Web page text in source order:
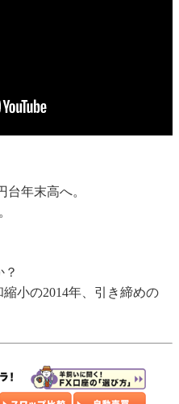
台年末高へ。
？
縮小の2014年、引き締めの